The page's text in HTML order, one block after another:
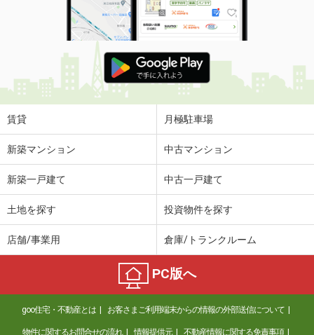
賃貸 月極駐車場
新築マンション 中古マンション
新築一戸建て 中古一戸建て
土地を探す 投資物件を探す
店舗/事業用 倉庫/トランクルーム
PC版へ
goo住宅・不動産とは お客さまご利用端末からの情報の外部送信について
物件に関するお問合せの流れ 情報提供元 不動産情報に関する免責事項